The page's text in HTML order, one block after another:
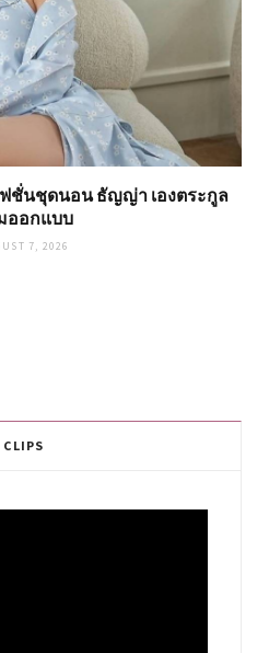
ชั่นชุดนอน ธัญญ่า เองตระกูล
ออกแบบ
7, 2026
CLIPS